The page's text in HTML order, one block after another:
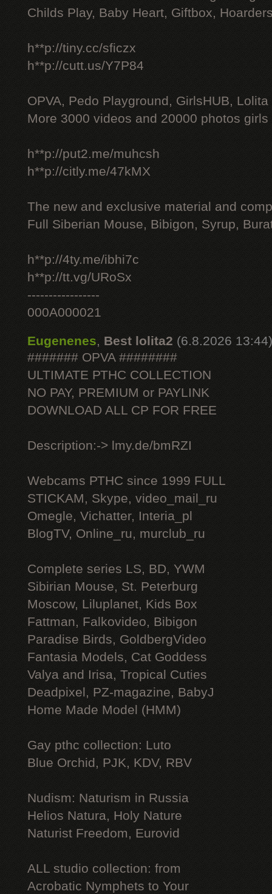
Childs Play, Baby Heart, Giftbox,
h**p://tiny.cc/sficzx
h**p://cutt.us/Y7P84
OPVA, Pedo Playground, GirlsHUB, Lolita
More 3000 videos and 20000 photos
h**p://put2.me/muhcsh
h**p://citly.me/47kMX
The new and exclusive material and
Full Siberian Mouse, Bibigon, Syrup,
h**p://4ty.me/ibhi7c
h**p://tt.vg/URoSx
-----------------
000A000021
Eugenenes, Best lolita2 (6.8.2026 13:44)
####### OPVA ########
ULTIMATE РТНС COLLECTION
NO PAY, PREMIUM or PAYLINK
DOWNLOAD ALL СР FOR FREE
Description:-> lmy.de/bmRZI
Webcams РТНС since 1999 FULL
STICKAM, Skype, video_mail_ru
Omegle, Vichatter, Interia_pl
BlogTV, Online_ru, murclub_ru
Complete series LS, BD, YWM
Sibirian Mouse, St. Peterburg
Moscow, Liluplanet, Kids Box
Fattman, Falkovideo, Bibigon
Paradise Birds, GoldbergVideo
Fantasia Models, Cat Goddess
Valya and Irisa, Tropical Cuties
Deadpixel, PZ-magazine, BabyJ
Home Made Model (HMM)
Gay рthс collection: Luto
Blue Orchid, PJK, KDV, RBV
Nudism: Naturism in Russia
Helios Natura, Holy Nature
Naturist Freedom, Eurovid
ALL studio collection: from
Acrobatic Nymрhеts to Your